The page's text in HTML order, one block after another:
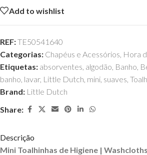
Add to wishlist
REF:TE50541640
Categorias: Chapéus e Acessórios, Hora
Etiquetas: absorventes, algodão, Banho,
banho, lavar, Little Dutch, mini, suaves,
Brand: Little Dutch
Share:
Descrição
Mini Toalhinhas de Higiene |